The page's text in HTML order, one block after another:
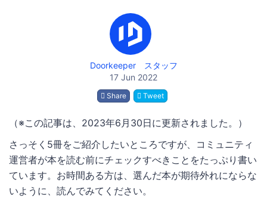
Doorkeeper スタッフ
17 Jun 2022
Share Tweet
（※この記事は、2023年6月30日に更新されました。）
さっそく5冊をご紹介したいところですが、コミュニティ
運営者が本を読む前にチェックすべきことをたっぷり書い
ています。お時間ある方は、選んだ本が期待外れにならな
いように、読んでみてください。